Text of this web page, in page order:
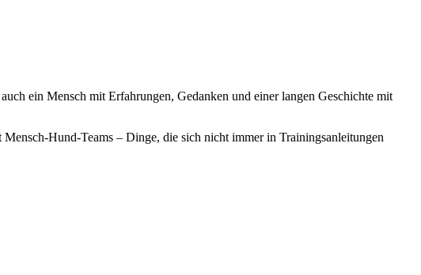
ein Mensch mit Erfahrungen, Gedanken und einer langen Geschichte mit
Hund-Teams – Dinge, die sich nicht immer in Trainingsanleitungen